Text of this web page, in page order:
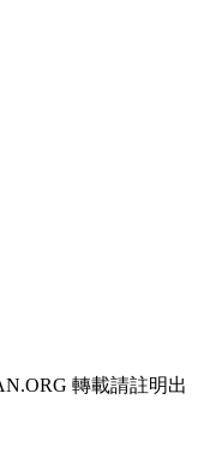
轉載請註明出